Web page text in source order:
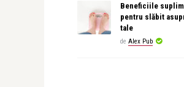
Beneficiile
pentru slăbit
tale
de Alex Pub